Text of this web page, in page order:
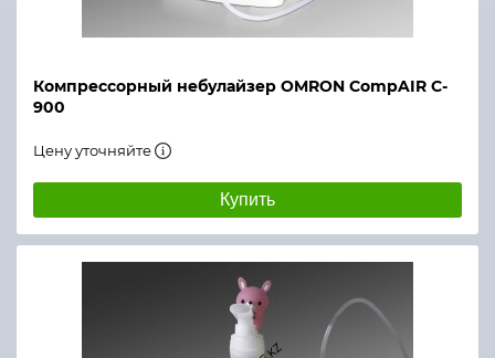
Компрессорный небулайзер OMRON CompAIR C-
900
Цену уточняйте
Купить